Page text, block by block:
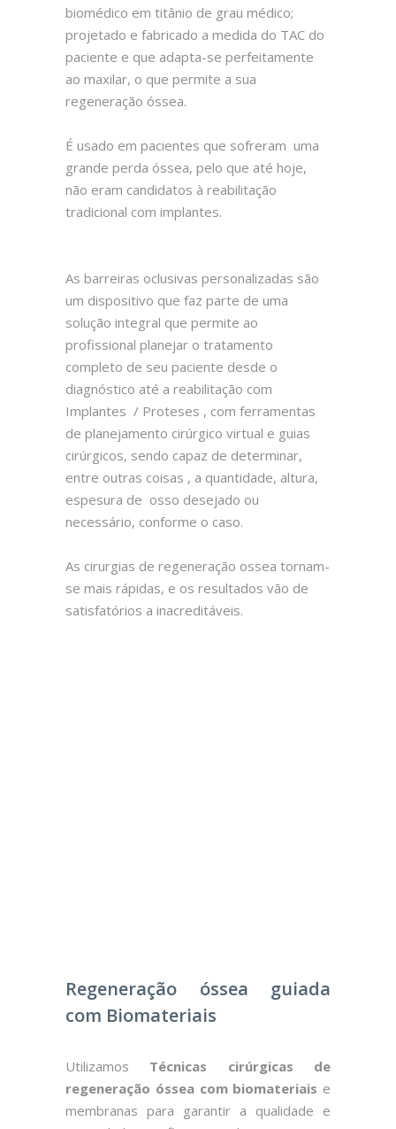
biomédico em titânio de grau médico;
projetado e fabricado a medida do TAC do
paciente e que adapta-se perfeitamente
ao maxilar, o que permite a sua
regeneração óssea.
É usado em pacientes que sofreram uma
grande perda óssea, pelo que até hoje,
não eram candidatos à reabilitação
tradicional com implantes.
As barreiras oclusivas personalizadas são
um dispositivo que faz parte de uma
solução integral que permite ao
profissional planejar o tratamento
completo de seu paciente desde o
diagnóstico até a reabilitação com
Implantes / Proteses , com ferramentas
de planejamento cirúrgico virtual e guias
cirúrgicos, sendo capaz de determinar,
entre outras coisas , a quantidade, altura,
espesura de osso desejado ou
necessário, conforme o caso.
As cirurgias de regeneração ossea tornam-
se mais rápidas, e os resultados vão de
satisfatórios a inacreditáveis.
Regeneração óssea guiada
com Biomateriais
Utilizamos Técnicas cirúrgicas de
regeneração óssea com biomateriais e
membranas para garantir a qualidade e